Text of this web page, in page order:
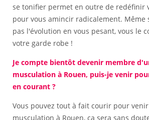
se tonifier permet en outre de redéfinir
pour vous amincir radicalement. Même
pas l'évolution en vous pesant, vous le
votre garde robe !
Je compte bientôt devenir membre
musculation à Rouen, puis-je venir
en courant ?
Vous pouvez tout à fait courir pour
musculation à Rouen, ça sera sans